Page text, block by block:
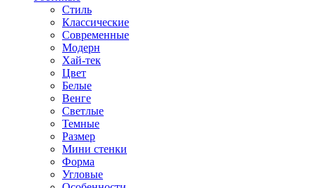
Стиль
Классические
Современные
Модерн
Хай-тек
Цвет
Белые
Венге
Светлые
Темные
Размер
Мини стенки
Форма
Угловые